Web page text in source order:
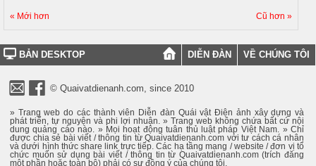
« Mới hơn Cũ hơn »
BẢN DESKTOP DIỄN ĐÀN VỀ CHÚNG TÔI
© Quaivatdienanh.com, since 2010
» Trang web do các thành viên Diễn đàn Quái vật Điện ảnh xây dựng và
phát triển, tự nguyện và phi lợi nhuận. » Trang web không chứa bất cứ nội
dung quảng cáo nào. » Mọi hoạt động tuân thủ luật pháp Việt Nam. » Chỉ
được chia sẻ bài viết / thông tin từ Quaivatdienanh.com với tư cách cá nhân
và dưới hình thức share link trực tiếp. Các hạ tầng mạng / website / đơn vị tổ
chức muốn sử dụng bài viết / thông tin từ Quaivatdienanh.com (trích đăng
một phần hoặc toàn bộ) phải có sự đồng ý của chúng tôi.